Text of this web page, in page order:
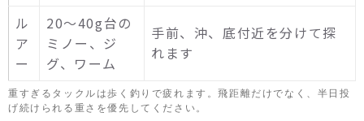
ル
ア
ー
20〜40g台の
ミノー、ジ
グ、ワーム
手前、沖、底付近を分けて探
れます
重すぎるタックルは歩く釣りで疲れます。飛距離だけでなく、半日投
げ続けられる重さを優先してください。